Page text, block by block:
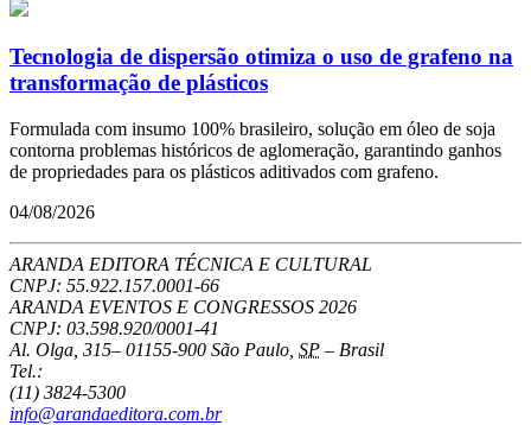
Tecnologia de dispersão otimiza o uso de grafeno na
transformação de plásticos
Formulada com insumo 100% brasileiro, solução em óleo de soja
contorna problemas históricos de aglomeração, garantindo ganhos
de propriedades para os plásticos aditivados com grafeno.
04/08/2026
ARANDA EDITORA TÉCNICA E CULTURAL
CNPJ: 55.922.157.0001-66
ARANDA EVENTOS E CONGRESSOS 2026
CNPJ: 03.598.920/0001-41
Al. Olga, 315– 01155-900 São Paulo SP – Brasil
Tel.:
(11) 3824-5300
info@arandaeditora.com.br